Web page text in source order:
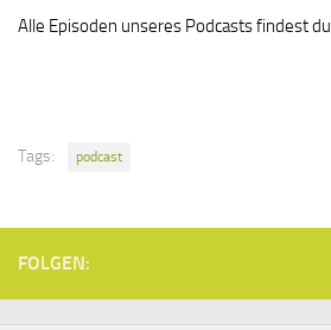
Alle Episoden unseres Podcasts findest du
Tags: podcast
FOLGEN: